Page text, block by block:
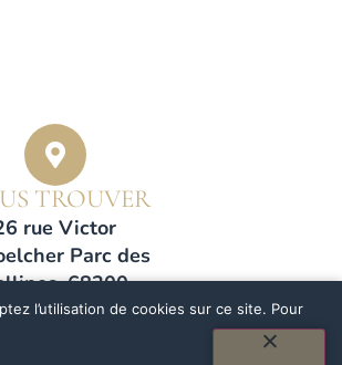
TROUVER
rue Victor
Parc des
68200
Mulhouse
l’utilisation de cookies sur ce site. Pour